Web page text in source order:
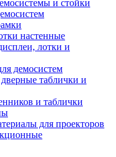
и стойки
настенные
лотки и
демосистем
таблички и
и таблички
для проекторов